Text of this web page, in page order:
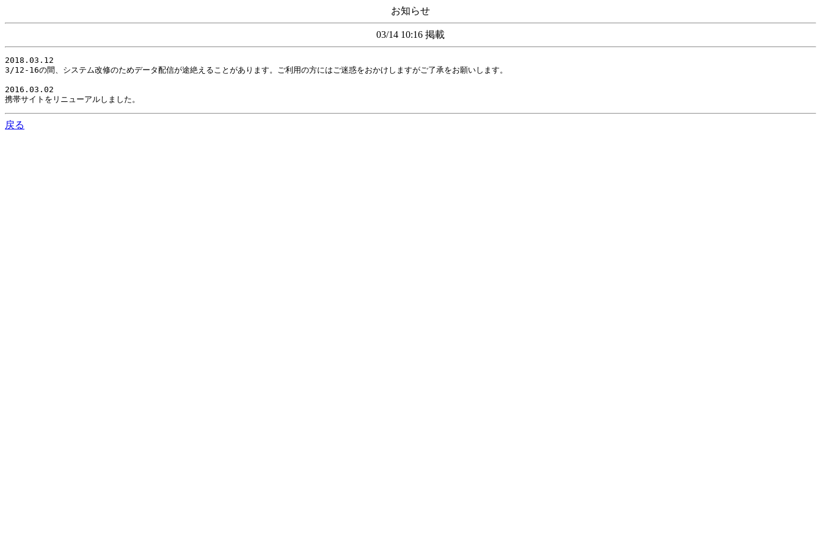
お知らせ
03/14 10:16 掲載
2018.03.12
3/12-16の間、システム改修のためデータ配信が途絶えることがあります。ご利用の方にはご迷惑をおかけしますがご了承をお願いします。
2016.03.02
携帯サイトをリニューアルしました。
戻る